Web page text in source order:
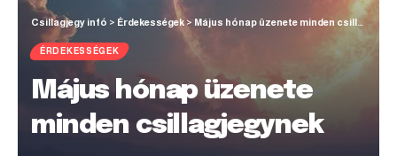
Csillagjegy infó> Érdekességek > Május hónap üzenete minden csillagjegynek
ÉRDEKESSÉGEK
Május hónap üzenete
minden csillagjegynek